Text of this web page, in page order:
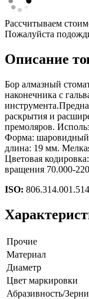
Рассчитываем
Пожалуйста
Описание
Бор алмазный
наконечника с
раскрытия и
премоляров.
Форма: шаровидный
длина: 19 мм.
Цветовая
вращения 70.000-
ISO:
Прочие
Материал
Диаметр
Цвет маркировки
Абразивность/